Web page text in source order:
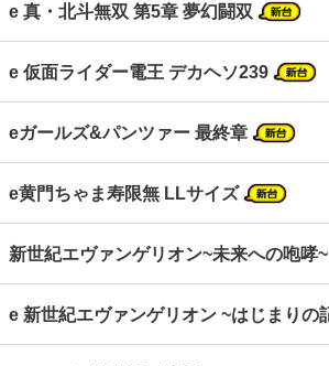
e 真・北斗無双 第5章 夢幻闘双
e 仮面ライダー電王 デカヘソ239
eガールズ&パンツァー 最終章
e黄門ちゃま寿限無 LLサイズ
新世紀エヴァンゲリオン~未来への咆哮~
e 新世紀エヴァンゲリオン ~はじまりの